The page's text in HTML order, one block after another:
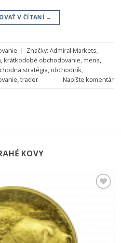
V ČÍTANÍ →
| Značky: Admiral Markets,
,krátkodobé obchodovanie,mena,
stratégia, obchodník,
,trader Napíšte komentár
KOVY